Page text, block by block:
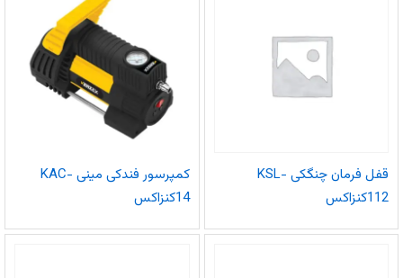
قفل فرمان چنگکی KSL-
112کنزاکس
کمپرسور فندکی مینی KAC-
14کنزاکس